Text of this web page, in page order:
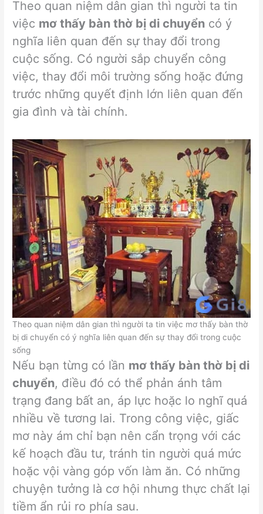
Theo quan niệm dân gian thì người ta tin
việc mơ thấy bàn thờ bị di chuyển có ý
nghĩa liên quan đến sự thay đổi trong
cuộc sống. Có người sắp chuyển công
việc, thay đổi môi trường sống hoặc đứng
trước những quyết định lớn liên quan đến
gia đình và tài chính.
Theo quan niệm dân gian thì người ta tin việc mơ thấy bàn thờ
bị di chuyển có ý nghĩa liên quan đến sự thay đổi trong cuộc
sống
Nếu bạn từng có lần mơ thấy bàn thờ bị di
chuyển, điều đó có thể phản ánh tâm
trạng đang bất an, áp lực hoặc lo nghĩ quá
nhiều về tương lai. Trong công việc, giấc
mơ này ám chỉ bạn nên cẩn trọng với các
kế hoạch đầu tư, tránh tin người quá mức
hoặc vội vàng góp vốn làm ăn. Có những
chuyện tưởng là cơ hội nhưng thực chất lại
tiềm ẩn rủi ro phía sau.